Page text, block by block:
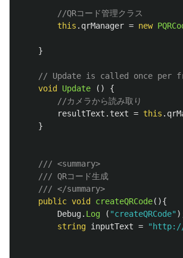
//QRコード管理クラス
this . qrManager = new
}
// Update is called once per
void
Update ()
{
//カメラから読み取り
resultText . text = this .
}
/// <summary>
/// QRコード生成
/// </summary>
public void createQRCode(){
Debug. Log ( "createQRCode"
string inputText =